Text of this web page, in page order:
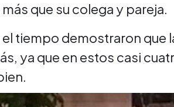
que su colega y pareja.
tiempo demostraron que
ya que en estos casi